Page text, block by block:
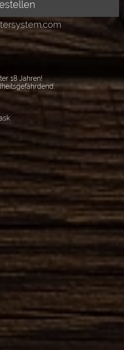
18 Jahren!